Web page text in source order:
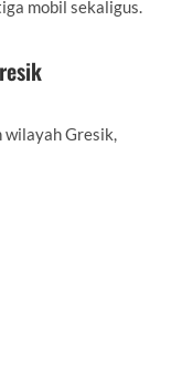
mobil sekaligus.
wilayah Gresik,